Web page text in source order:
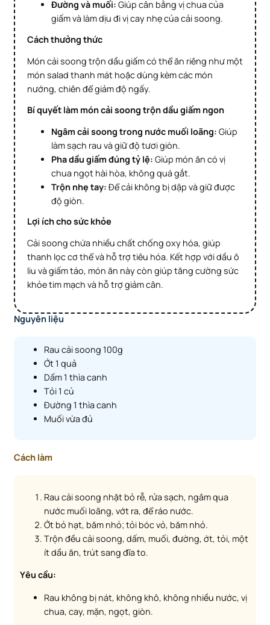
Đường và muối: Giúp cân bằng vị chua của
giấm và làm dịu đi vị cay nhẹ của cải soong.
Cách thưởng thức
Món cải soong trộn dầu giấm có thể ăn riêng như một
món salad thanh mát hoặc dùng kèm các món
nướng, chiên để giảm độ ngấy.
Bí quyết làm món cải soong trộn dầu giấm ngon
Ngâm cải soong trong nước muối loãng: Giúp
làm sạch rau và giữ độ tươi giòn.
Pha dầu giấm đúng tỷ lệ: Giúp món ăn có vị
chua ngọt hài hòa, không quá gắt.
Trộn nhẹ tay: Để cải không bị dập và giữ được
độ giòn.
Lợi ích cho sức khỏe
Cải soong chứa nhiều chất chống oxy hóa, giúp
thanh lọc cơ thể và hỗ trợ tiêu hóa. Kết hợp với dầu ô
liu và giấm táo, món ăn này còn giúp tăng cường sức
khỏe tim mạch và hỗ trợ giảm cân.
Nguyên liệu
Rau cải soong 100g
Ớt 1 quả
Dấm 1 thìa canh
Tỏi 1 củ
Đường 1 thìa canh
Muối vừa đủ
Cách làm
Rau cải soong nhặt bỏ rễ, rửa sạch, ngâm qua
nước muối loãng, vớt ra, để ráo nước.
Ớt bỏ hạt, băm nhỏ; tỏi bóc vỏ, băm nhỏ.
Trộn đều cải soong, dấm, muối, đường, ớt, tỏi, một
ít dầu ăn, trút sang đĩa to.
Yêu cầu:
Rau không bị nát, không khô, không nhiều nước, vị
chua, cay, mặn, ngọt, giòn.